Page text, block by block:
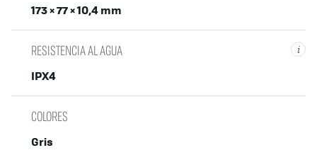
173 × 77 × 10,4 mm
i
RESISTENCIA AL AGUA
IPX4
COLORES
Gris